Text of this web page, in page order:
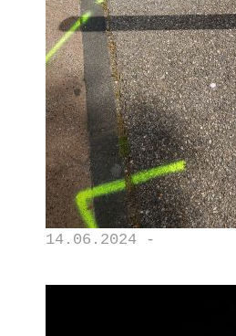
14.06.2024 -